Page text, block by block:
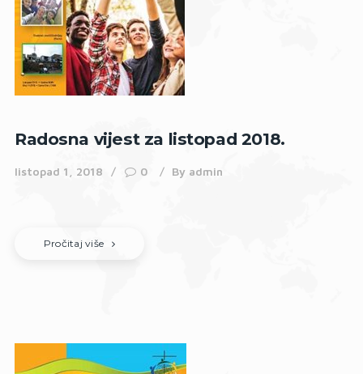
Radosna vijest za listopad 2018.
listopad 1, 2018 0 By admin
Pročitaj više